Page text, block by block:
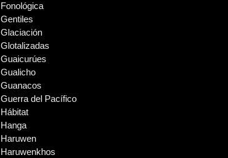
Fonológica
Gentiles
Glaciación
Glotalizadas
Guaicurúes
Gualicho
Guanacos
Guerra del Pacífico
Hábitat
Hanga
Haruwen
Haruwenkhos